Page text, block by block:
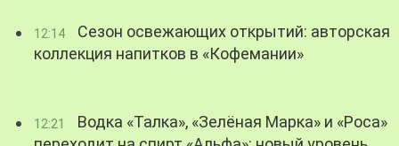
12:14
Сезон освежающих открытий: авторская
коллекция напитков в «Кофемании»
12:21
Водка «Талка», «Зелёная Марка» и «Роса»